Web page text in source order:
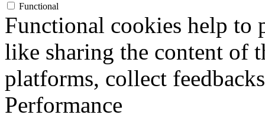
Functional
Functional cookies help to
like sharing the content of
platforms, collect
Performance